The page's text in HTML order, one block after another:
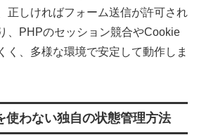
正しければフォーム送信が許可され
、PHPのセッション競合やCookie
く、多様な環境で安定して動作しま
使わない独自の状態管理方法